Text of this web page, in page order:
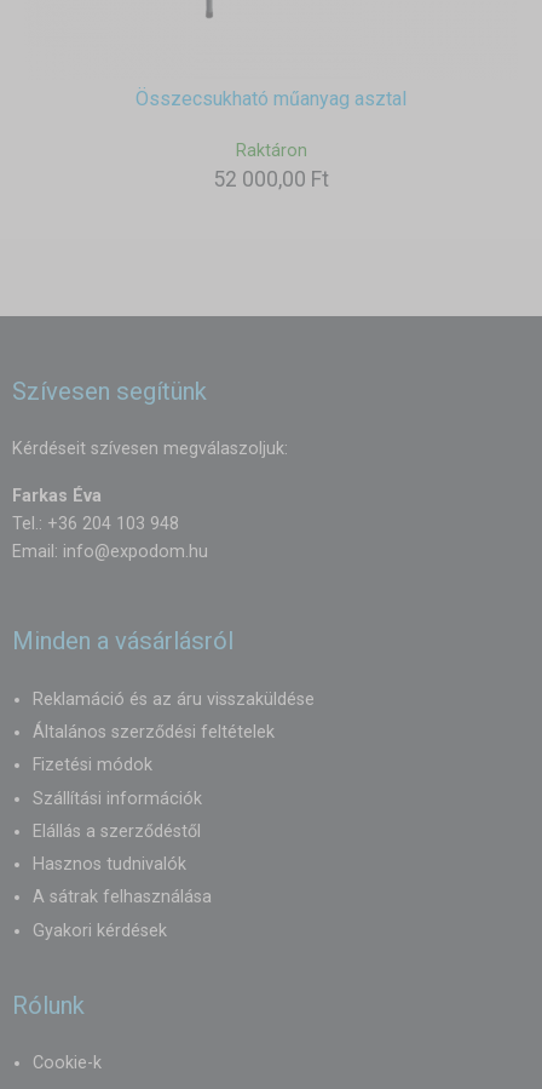
Összecsukható műanyag asztal
Raktáron
52 000,00 Ft
Szívesen segítünk
Kérdéseit szívesen megválaszoljuk:
Farkas Éva
Tel.: +36 204 103 948
Email: info@expodom.hu
Minden a vásárlásról
Reklamáció és az áru visszaküldése
Általános szerződési feltételek
Fizetési módok
Szállítási információk
Elállás a szerződéstől
Hasznos tudnivalók
A sátrak felhasználása
Gyakori kérdések
Rólunk
Cookie-k